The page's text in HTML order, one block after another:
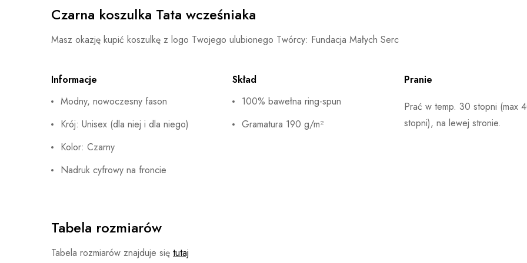
Czarna koszulka Tata wcześniaka
Masz okazję kupić koszulkę z logo Twojego ulubionego Twórcy: Fundacja Małych Serc
Informacje
Modny, nowoczesny fason
Krój: Unisex (dla niej i dla niego)
Kolor: Czarny
Nadruk cyfrowy na froncie
Skład
100% bawełna ring-spun
Gramatura 190 g/m²
Pranie
Prać w temp. 30 stopni (max
stopni), na lewej stronie.
Tabela rozmiarów
Tabela rozmiarów znajduje się tutaj